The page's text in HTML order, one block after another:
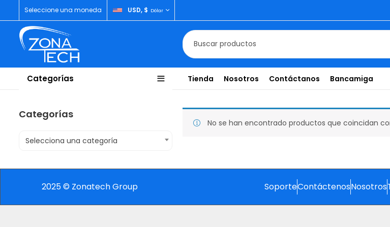
Seleccione una moneda USD, $ Dólar
Categorías Tienda Nosotros Contáctanos Bancamiga
No se han encontrado productos que coincidan
Categorías
Selecciona una categoría
2025 © Zonatech Group SoporteContáctenosNosotros